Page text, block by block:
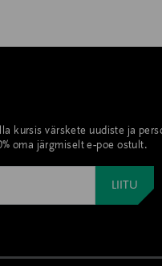
kursis värskete uudiste ja
oma järgmiselt e-poe ostult.